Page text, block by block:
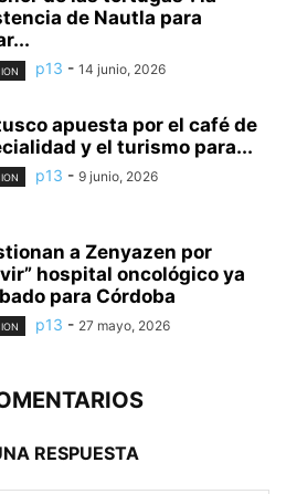
de Nautla para
p13 - 14 junio, 2026
apuesta por el café de
y el turismo para...
p13 - 9 junio, 2026
a Zenyazen por
hospital oncológico ya
para Córdoba
p13 - 27 mayo, 2026
RESPUESTA